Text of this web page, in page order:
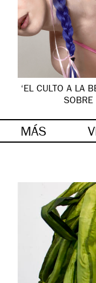
‘EL CULTO A LA
SOBRE
MÁS